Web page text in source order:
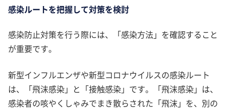
感染ルートを把握して対策を検討
感染防止対策を行う際には、「感染方法」を確認すること
が重要です。
新型インフルエンザや新型コロナウイルスの感染ルート
は、「飛沫感染」と「接触感染」です。「飛沫感染」は、
感染者の咳やくしゃみでまき散らされた「飛沫」を、別の